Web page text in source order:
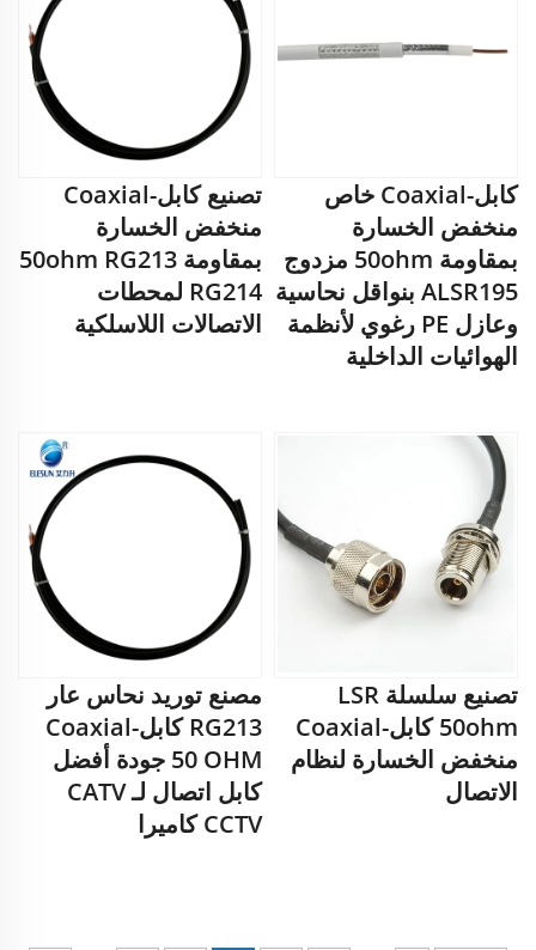
كابل-Coaxial خاص
منخفض الخسارة
بمقاومة 50ohm مزدوج
ALSR195 بنواقل نحاسية
وعازل PE رغوي لأنظمة
الهوائيات الداخلية
تصنيع كابل-Coaxial
منخفض الخسارة
بمقاومة 50ohm RG213
RG214 لمحطات
الاتصالات اللاسلكية
تصنيع سلسلة LSR
50ohm كابل-Coaxial
منخفض الخسارة لنظام
الاتصال
مصنع توريد نحاس عار
RG213 كابل-Coaxial
50 OHM جودة أفضل
كابل اتصال لـ CATV
CCTV كاميرا